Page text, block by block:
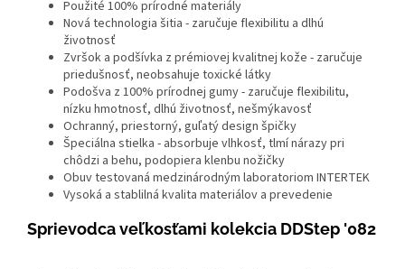
Použité 100% prírodné materiály
Nová technologia šitia - zaručuje flexibilitu a dlhú
životnosť
Zvršok a podšívka z prémiovej kvalitnej kože - zaručuje
priedušnosť, neobsahuje toxické látky
Podošva z 100% prírodnej gumy - zaručuje flexibilitu,
nízku hmotnosť, dlhú životnosť, nešmýkavosť
Ochranný, priestorný, guľatý design špičky
Špeciálna stielka - absorbuje vlhkosť, tlmí nárazy pri
chôdzi a behu, podopiera klenbu nožičky
Obuv testovaná medzinárodným laboratoriom INTERTEK
Vysoká a stablilná kvalita materiálov a prevedenie
Sprievodca veľkosťami kolekcia DDStep '082